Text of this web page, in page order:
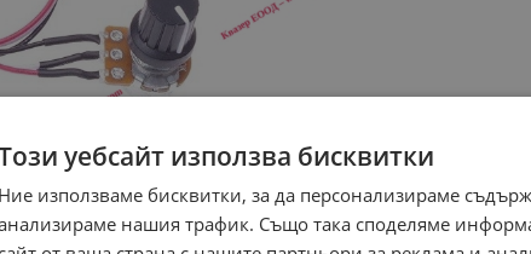
уебсайт използва бисквитки
Ние използваме бисквитки, за да персонализираме
нашия трафик. Също така споделяме